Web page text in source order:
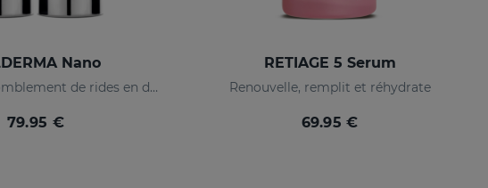
Nano
Système de comblement de rides en deux étapes
79.95 €
RETIAGE 5 Serum
Renouvelle, remplit et réhydrate
69.95 €